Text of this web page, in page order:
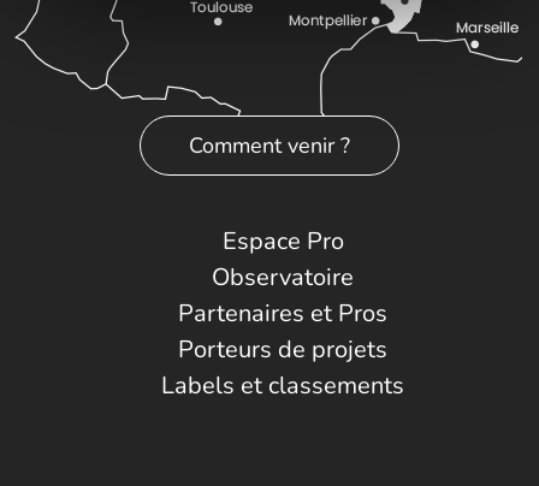
Comment venir ?
Espace Pro
Observatoire
Partenaires et Pros
Porteurs de projets
Labels et classements